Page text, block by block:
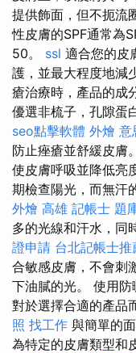
提供飾面，但不扼流
性皮膚的SPF通常為
50。 ssl 適合您的皮
護，並最大程度地減
瘡治療時，產品的成
優選非梳子，孔隙蛋
seo點擊軟體 外燴 意
防止痤瘡並舒緩皮膚。
使皮膚呼吸並降低亮
期檢查陽光，而無汗
外燴 高雄 記帳士 題
多的光線和汗水，同
證申請 台北記帳士推
合敏感皮膚，不會刺
下油膩的光。 使用
對於選擇合適的產品
照 找工作 與簡單的
為特定的皮膚類型和